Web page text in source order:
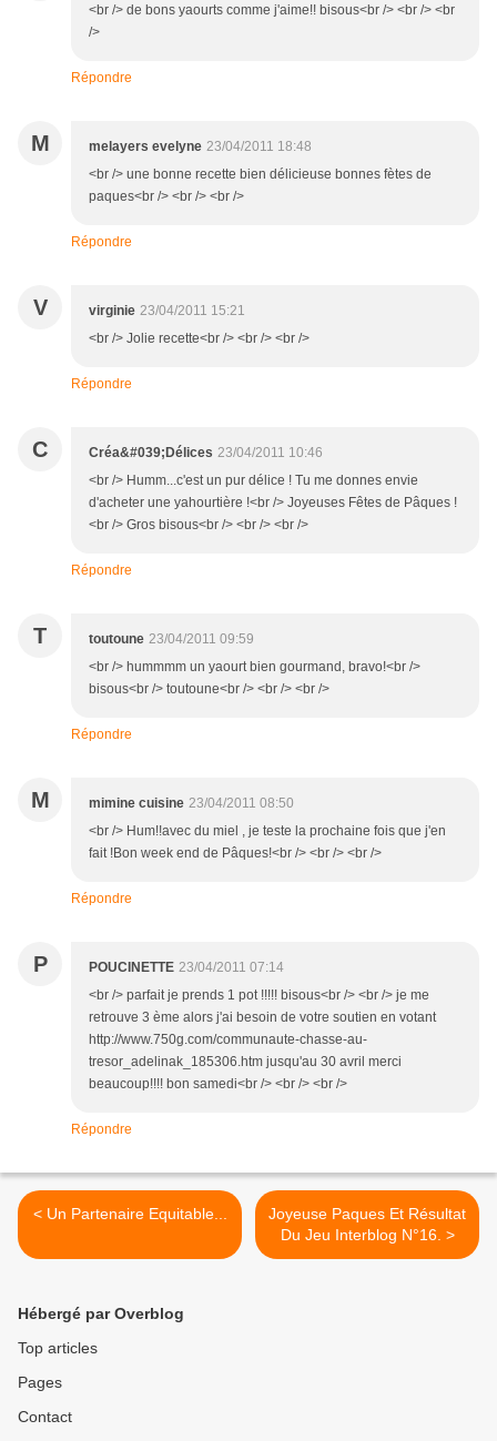
<br /> de bons yaourts comme j'aime!! bisous<br /> <br /> <br
/>
Répondre
M melayers evelyne 23/04/2011 18:48
<br /> une bonne recette bien délicieuse bonnes fètes de
paques<br /> <br /> <br />
Répondre
V virginie 23/04/2011 15:21
<br /> Jolie recette<br /> <br /> <br />
Répondre
C Créa&#039;Délices 23/04/2011 10:46
<br /> Humm...c'est un pur délice ! Tu me donnes envie
d'acheter une yahourtière !<br /> Joyeuses Fêtes de Pâques !
<br /> Gros bisous<br /> <br /> <br />
Répondre
T toutoune 23/04/2011 09:59
<br /> hummmm un yaourt bien gourmand, bravo!<br />
bisous<br /> toutoune<br /> <br /> <br />
Répondre
M mimine cuisine 23/04/2011 08:50
<br /> Hum!!avec du miel , je teste la prochaine fois que j'en
fait !Bon week end de Pâques!<br /> <br /> <br />
Répondre
P POUCINETTE 23/04/2011 07:14
<br /> parfait je prends 1 pot !!!!! bisous<br /> <br /> je me
retrouve 3 ème alors j'ai besoin de votre soutien en votant
http://www.750g.com/communaute-chasse-au-
tresor_adelinak_185306.htm jusqu'au 30 avril merci
beaucoup!!!! bon samedi<br /> <br /> <br />
Répondre
< Un Partenaire Equitable...
Joyeuse Paques Et Résultat
Du Jeu Interblog N°16. >
Hébergé par Overblog
Top articles
Pages
Contact